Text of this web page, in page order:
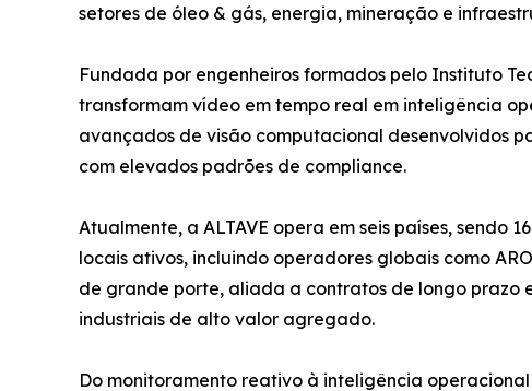
setores de óleo & gás, energia, mineração e
Fundada por engenheiros formados pelo Instituto
transformam vídeo em tempo real em inteligência
avançados de visão computacional desenvolvidos
com elevados padrões de compliance.
Atualmente, a ALTAVE opera em seis países, sendo
locais ativos, incluindo operadores globais como
de grande porte, aliada a contratos de longo prazo
industriais de alto valor agregado.
Do monitoramento reativo à inteligência